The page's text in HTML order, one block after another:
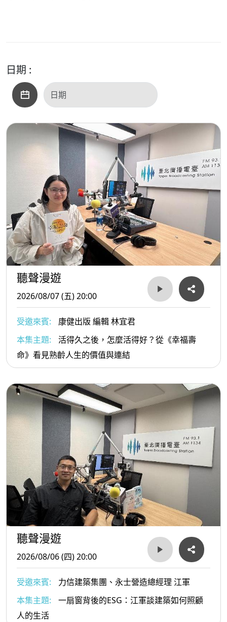
日期 :
聽聲漫遊
2026/08/07 (五) 20:00
受邀來賓:
康健出版 編輯 林宜君
本集主題:
活得久之後，怎麼活得好？從《幸福壽
命》看見熟齡人生的價值與連結
聽聲漫遊
2026/08/06 (四) 20:00
受邀來賓:
力信建築集團、永士營造總經理 江軍
本集主題:
一扇窗背後的ESG：江軍談建築如何照顧
人的生活